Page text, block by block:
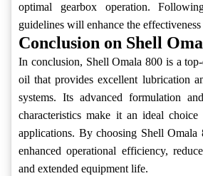
optimal gearbox operation.
guidelines will enhance the
Conclusion on Shell
In conclusion, Shell Omala 800 is a
oil that provides excellent lubrication
systems. Its advanced formulation
characteristics make it an ideal
applications. By choosing Shell Omala
enhanced operational efficiency,
and extended equipment life.